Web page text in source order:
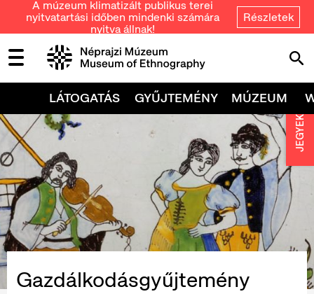
A múzeum klimatizált publikus terei
nyitvatartási időben mindenki számára
nyitva állnak!
Részletek
LÁTOGATÁS GYŰJTEMÉNY MÚZEUM
Gazdálkodásgyűjtemény
JEGYEK